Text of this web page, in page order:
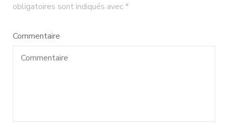
obligatoires sont indiqués avec*
Commentaire